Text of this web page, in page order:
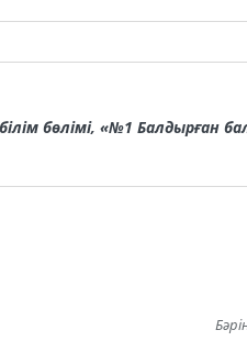
бөлімі, «№1 Балдырған